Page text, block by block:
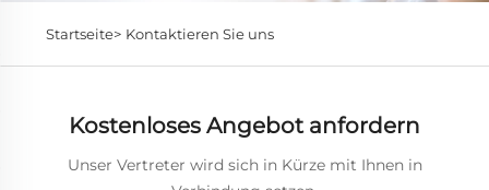
Startseite> Kontaktieren Sie uns
Kostenloses Angebot anfordern
Unser Vertreter wird sich in Kürze mit Ihnen in